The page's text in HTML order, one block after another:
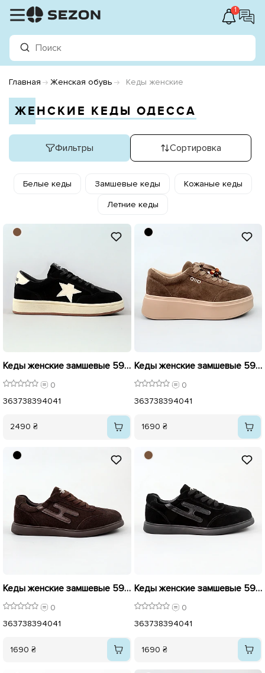
1
Главная Женская обувь Кеды женские
ЖЕНСКИЕ КЕДЫ ОДЕССА
Фильтры Сортировка
Белые кеды Замшевые кеды Кожаные кеды
Летние кеды
Кеды женские замшевые 596165 Черные
0
363738394041
2490 ₴
Кеды женские замшевые 596116 Бежевые
0
363738394041
1690 ₴
Кеды женские замшевые 596118 Коричневые
0
363738394041
1690 ₴
Кеды женские замшевые 596117 Черные
0
363738394041
1690 ₴